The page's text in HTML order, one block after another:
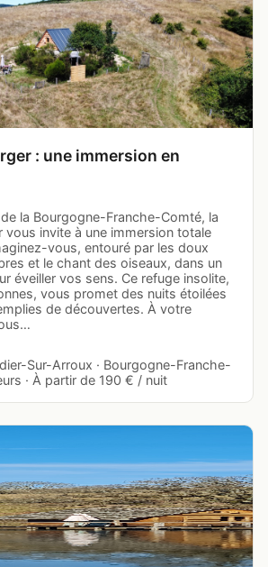
: une immersion en
la Bourgogne-Franche-Comté, la
vous invite à une immersion totale
vous, entouré par les doux
et le chant des oiseaux, dans un
éveiller vos sens. Ce refuge insolite,
vous promet des nuits étoilées
de découvertes. À votre
Sur-Arroux · Bourgogne-Franche-
· À partir de 190 € / nuit